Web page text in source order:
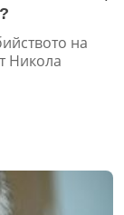
на
Никола